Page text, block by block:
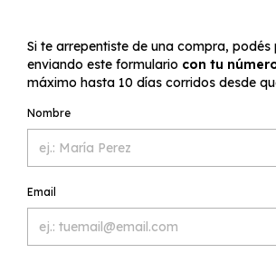
Si te arrepentiste de una compra,
enviando este formulario con tu
máximo hasta 10 días corridos desde
Nombre
Email